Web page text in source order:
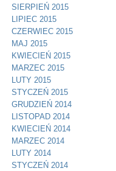
SIERPIEŃ 2015
LIPIEC 2015
CZERWIEC 2015
MAJ 2015
KWIECIEŃ 2015
MARZEC 2015
LUTY 2015
STYCZEŃ 2015
GRUDZIEŃ 2014
LISTOPAD 2014
KWIECIEŃ 2014
MARZEC 2014
LUTY 2014
STYCZEŃ 2014